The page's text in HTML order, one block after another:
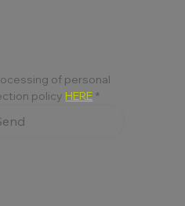
of personal
policy HERE *